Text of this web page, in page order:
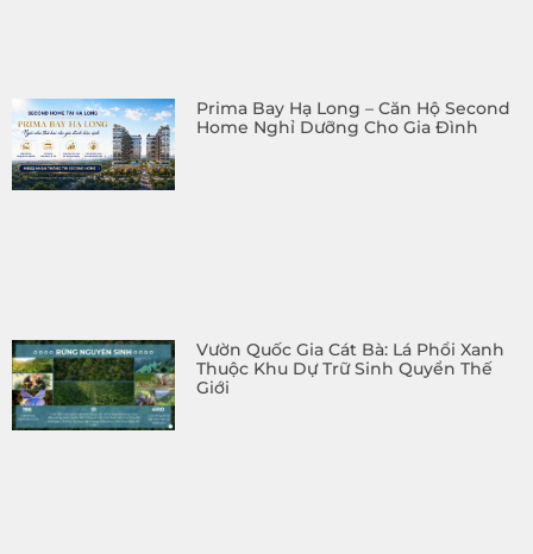
Prima Bay Hạ Long – Căn Hộ Second
Home Nghỉ Dưỡng Cho Gia Đình
Vườn Quốc Gia Cát Bà: Lá Phổi Xanh
Thuộc Khu Dự Trữ Sinh Quyển Thế
Giới